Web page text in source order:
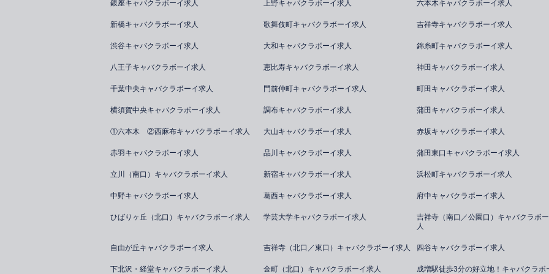
銀座キャバクラボーイ求人 上野キャバクラボーイ求人 六本木キャバクラボーイ求人
新橋キャバクラボーイ求人 歌舞伎町キャバクラボーイ求人 吉祥寺キャバクラボーイ求人
渋谷キャバクラボーイ求人 大和キャバクラボーイ求人 錦糸町キャバクラボーイ求人
八王子キャバクラボーイ求人 恵比寿キャバクラボーイ求人 神田キャバクラボーイ求人
千葉中央キャバクラボーイ求人 門前仲町キャバクラボーイ求人 町田キャバクラボーイ求人
横須賀中央キャバクラボーイ求人 調布キャバクラボーイ求人 蒲田キャバクラボーイ求人
①六本木 ②西麻布キャバクラボーイ求人 大山キャバクラボーイ求人 赤坂キャバクラボーイ求人
赤羽キャバクラボーイ求人 品川キャバクラボーイ求人 蒲田東口キャバクラボーイ求人
立川（南口）キャバクラボーイ求人 新宿キャバクラボーイ求人 浜松町キャバクラボーイ求人
中野キャバクラボーイ求人 葛西キャバクラボーイ求人 府中キャバクラボーイ求人
ひばりヶ丘（北口）キャバクラボーイ求人 学芸大学キャバクラボーイ求人
吉祥寺（南口／公園口）キャバクラボ
人
自由が丘キャバクラボーイ求人 吉祥寺（北口／東口）キャバクラボーイ求人 四谷キャバクラボーイ求人
下北沢・経堂キャバクラボーイ求人 金町（北口）キャバクラボーイ求人 成増駅徒歩3分の好立地！キャバクラボ